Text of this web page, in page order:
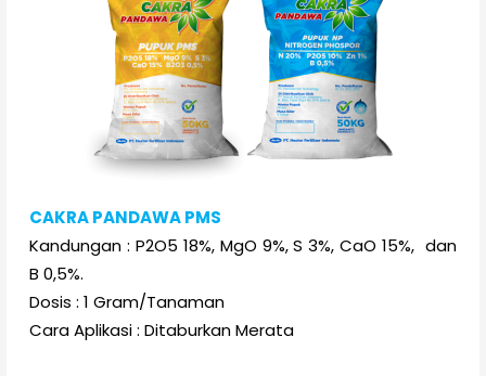
CAKRA PANDAWA PMS
Kandungan : P2O5 18%, MgO 9%, S 3%, CaO 15%, dan
B 0,5%.
Dosis : 1 Gram/Tanaman
Cara Aplikasi : Ditaburkan Merata